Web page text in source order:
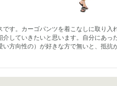
す。カーゴパンツを着こなしに取り
していきたいと思います。自分にあ
方向性の）が好きな方で無いと、抵